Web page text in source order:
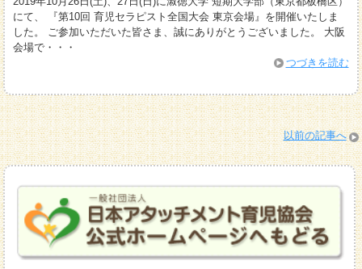
にて、 『第10回 育児セラピスト全国大会 東京会場』を開催いたしま
した。 ご参加いただいた皆さま、誠にありがとうございました。 大阪
会場で・・・
つづきを読む
以前の記事へ